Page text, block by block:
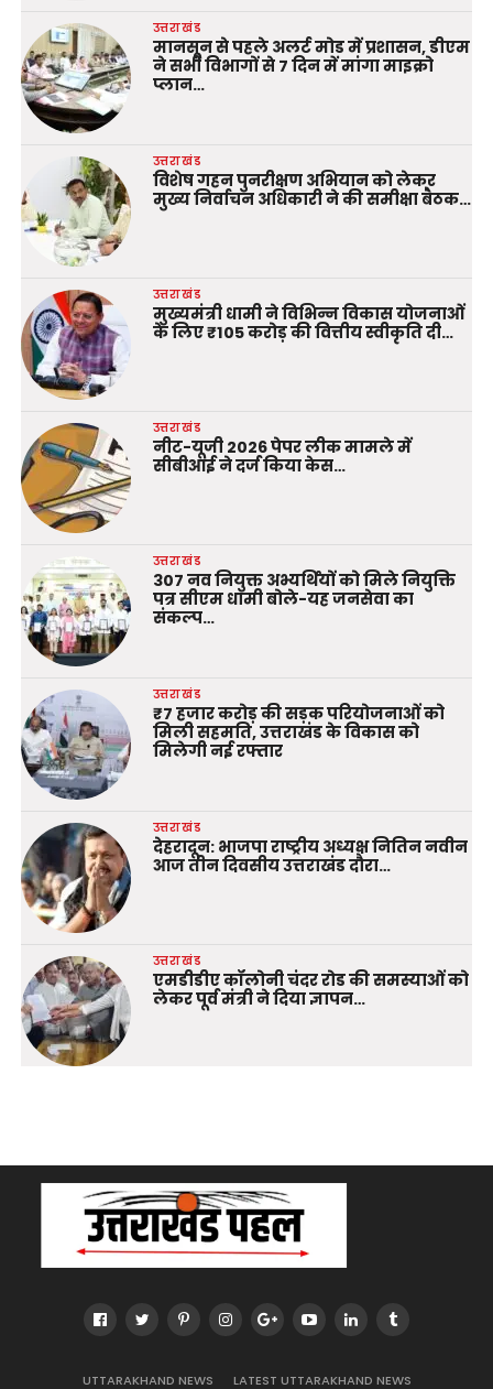
उत्तराखंड
मानसून से पहले अलर्ट मोड में प्रशासन, डीएम
ने सभी विभागों से 7 दिन में मांगा माइक्रो
प्लान…
उत्तराखंड
विशेष गहन पुनरीक्षण अभियान को लेकर
मुख्य निर्वाचन अधिकारी ने की समीक्षा बैठक…
उत्तराखंड
मुख्यमंत्री धामी ने विभिन्न विकास योजनाओं
के लिए ₹105 करोड़ की वित्तीय स्वीकृति दी…
उत्तराखंड
नीट-यूजी 2026 पेपर लीक मामले में
सीबीआई ने दर्ज किया केस…
उत्तराखंड
307 नव नियुक्त अभ्यर्थियों को मिले नियुक्ति
पत्र सीएम धामी बोले-यह जनसेवा का
संकल्प…
उत्तराखंड
₹7 हजार करोड़ की सड़क परियोजनाओं को
मिली सहमति, उत्तराखंड के विकास को
मिलेगी नई रफ्तार
उत्तराखंड
देहरादून: भाजपा राष्ट्रीय अध्यक्ष नितिन नवीन
आज तीन दिवसीय उत्तराखंड दौरा…
उत्तराखंड
एमडीडीए कॉलोनी चंदर रोड की समस्याओं को
लेकर पूर्व मंत्री ने दिया ज्ञापन…
UTTARAKHAND NEWS
LATEST UTTARAKHAND NEWS